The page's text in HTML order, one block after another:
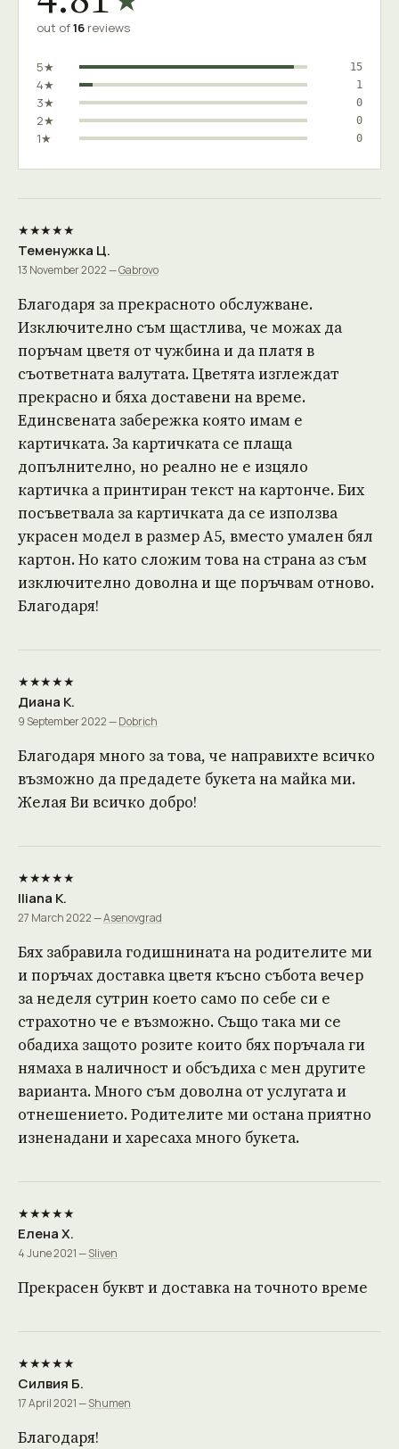
out of16 reviews
5★ 15
4★ 1
3★ 0
2★ 0
1★ 0
★★★★★
Теменужка Ц.
13 November 2022 —Gabrovo
Благодаря за прекрасното обслужване.
Изключително съм щастлива, че можах да
поръчам цветя от чужбина и да платя в
съответната валутата. Цветята изглеждат
прекрасно и бяха доставени на време.
Единсвената забережка която имам е
картичката. За картичката се плаща
допълнително, но реално не е изцяло
картичка а принтиран текст на картонче. Бих
посъветвала за картичката да се използва
украсен модел в размер А5, вместо умален бял
картон. Но като сложим това на страна аз съм
изключително доволна и ще поръчвам отново.
Благодаря!
★★★★★
Диана К.
9 September 2022 —Dobrich
Благодаря много за това, че направихте всичко
възможно да предадете букета на майка ми.
Желая Ви всичко добро!
★★★★★
Iliana K.
27 March 2022 —Asenovgrad
Бях забравила годишнината на родителите ми
и поръчах доставка цветя късно събота вечер
за неделя сутрин което само по себе си е
страхотно че е възможно. Също така ми се
обадиха защото розите които бях поръчала ги
нямаха в наличност и обсъдиха с мен другите
варианта. Много съм доволна от услугата и
отнешението. Родителите ми остана приятно
изненадани и харесаха много букета.
★★★★★
Елена Х.
4 June 2021 —Sliven
Прекрасен буквт и доставка на точното време
★★★★★
Силвия Б.
17 April 2021 —Shumen
Благодаря!